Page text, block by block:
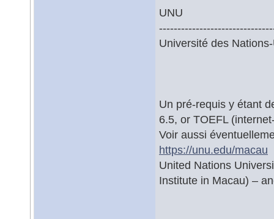
UNU
Université des
Un pré-requis y étant
6.5, or TOEFL
Voir aussi
https://unu.edu/macau
United Nations
Institute in Macau) –